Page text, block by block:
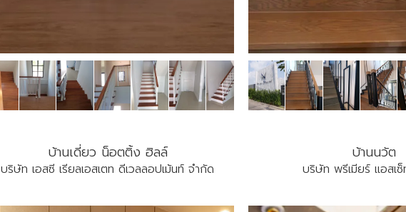
บ้านเดี่ยว น็อตติ้ง ฮิลล์
บริษัท เอสซี เรียลเอสเตท ดีเวลลอปเม้นท์ จำกัด
บ้านนวัต
บริษัท พรีเมียร์ แอสเ